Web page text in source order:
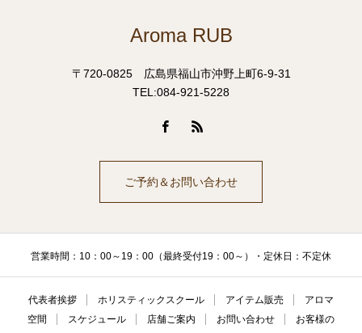
Aroma RUB
〒720-0825 広島県福山市沖野上町6-9-31
TEL:084-921-5228
ご予約＆お問い合わせ
営業時間：10：00～19：00（最終受付19：00～）・定休日：不定休
代表者挨拶 ホリスティックスクール アイテム販売
アロマ
空間
スケジュール 店舗ご案内 お問い合わせ
お客様の